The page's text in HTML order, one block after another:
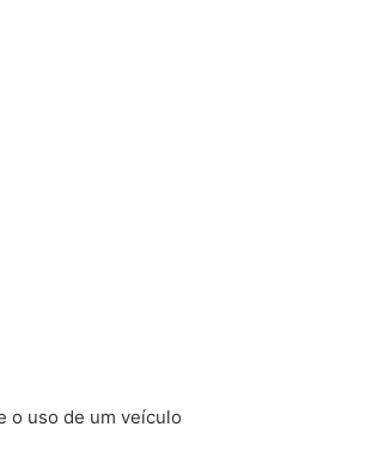
o uso de um veículo